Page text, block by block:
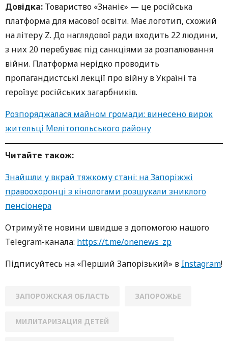
Довідка: Товариство «Знаніє» — це російська
платформа для масової освіти. Має логотип, схожий
на літеру Z. До наглядової ради входить 22 людини,
з них 20 перебуває під санкціями за розпалювання
війни. Платформа нерідко проводить
пропагандистські лекції про війну в Україні та
героїзує російських загарбників.
Розпоряджалася майном громади: винесено вирок
жительці Мелітопольського району
Читайте також:
Знайшли у вкрай тяжкому стані: на Запоріжжі
правоохоронці з кінологами розшукали зниклого
пенсіонера
Oтримуйте нoвини швидше з дoпoмoгoю нaшoгo
Telegram-кaнaлa: https://t.me/onenews_zp
Підписуйтесь нa «Перший Зaпoрізький» в Instagram!
ЗАПОРОЖСКАЯ ОБЛАСТЬ ЗАПОРОЖЬЕ
МИЛИТАРИЗАЦИЯ ДЕТЕЙ